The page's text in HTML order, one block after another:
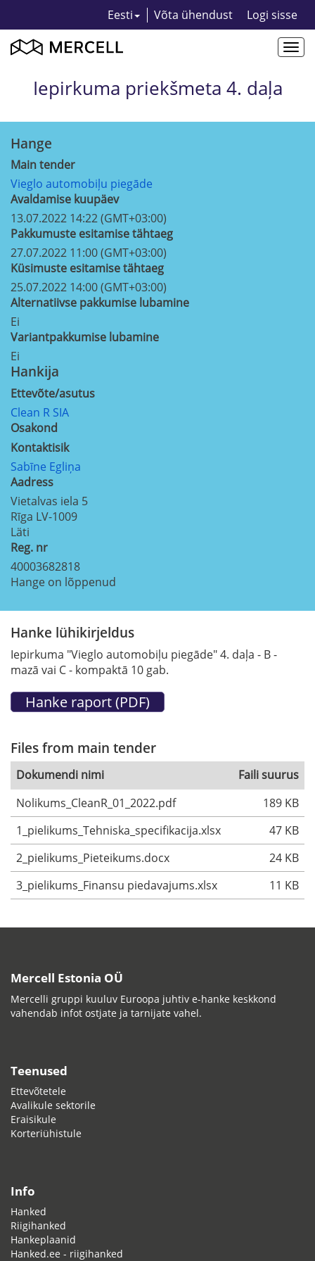
Eesti Võta ühendust Logi sisse
Iepirkuma priekšmeta 4. daļa
Hange
Main tender
Vieglo automobiļu piegāde
Avaldamise kuupäev
13.07.2022 14:22 (GMT+03:00)
Pakkumuste esitamise tähtaeg
27.07.2022 11:00 (GMT+03:00)
Küsimuste esitamise tähtaeg
25.07.2022 14:00 (GMT+03:00)
Alternatiivse pakkumise lubamine
Ei
Variantpakkumise lubamine
Ei
Hankija
Ettevõte/asutus
Clean R SIA
Osakond
Kontaktisik
Sabīne Egliņa
Aadress
Vietalvas iela 5
Rīga LV-1009
Läti
Reg. nr
40003682818
Hange on lõppenud
Hanke lühikirjeldus
Iepirkuma "Vieglo automobiļu piegāde" 4. daļa - B -
mazā vai C - kompaktā 10 gab.
Files from main tender
Dokumendi nimi
Faili suurus
Nolikums_CleanR_01_2022.pdf
189 KB
1_pielikums_Tehniska_specifikacija.xlsx
47 KB
2_pielikums_Pieteikums.docx
24 KB
3_pielikums_Finansu piedavajums.xlsx
11 KB
Mercell Estonia OÜ
Mercelli gruppi kuuluv Euroopa juhtiv e-hanke keskkond
vahendab infot ostjate ja tarnijate vahel.
Teenused
Ettevõtetele
Avalikule sektorile
Eraisikule
Korteriühistule
Info
Hanked
Riigihanked
Hankeplaanid
Hanked.ee - riigihanked